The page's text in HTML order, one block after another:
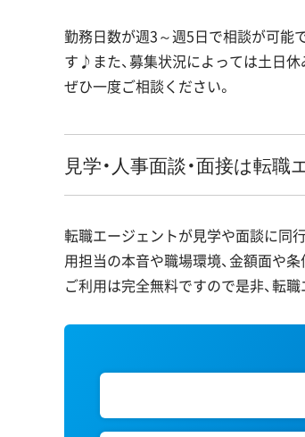
勤務日数が週3～週5日で相談が可能
す♪また、募集状況によっては土日
ぜひ一度ご相談ください。
見学・人事面談・面接は転
転職エージェントが見学や面談に同
用担当の本音や職場環境、金額面や
ご利用は完全無料ですので是非、転